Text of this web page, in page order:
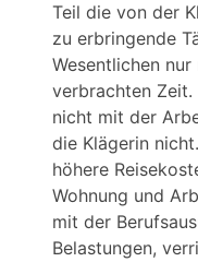
Teil die von der
zu erbringende
Wesentlichen
verbrachten Zeit.
nicht mit der
die Klägerin
höhere
Wohnung und
mit der
Belastungen,